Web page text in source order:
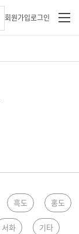
회원가입로그인
흑도 홍도
서화 기타